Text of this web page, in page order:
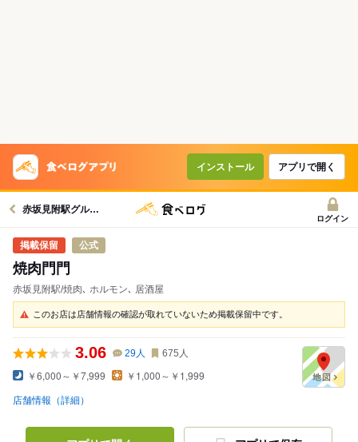
インストール アプリで開く
赤坂見附駅グルメへ
ログイン
公式
焼肉門門
赤坂見附駅/焼肉､ ホルモン､ 居酒屋
このお店は店舗情報の確認が取れていないため掲載保留中です。
3.06 29人 675 人
￥6,000～￥7,999 ￥1,000～￥1,999
店舗情報（詳細）